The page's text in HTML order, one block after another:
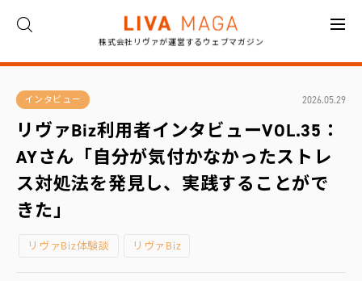
株式会社リヴァが運営するウェブマガジン
ト
プ
コ
ム
対
談
インタビュー 2026.05.29
リヴァBiz利用者インタビューVOL.35：
AYさん「自分が気付かなかったストレ
ス対処法を発見し、実践することがで
きた」
リヴァBiz体験談 リヴァBiz